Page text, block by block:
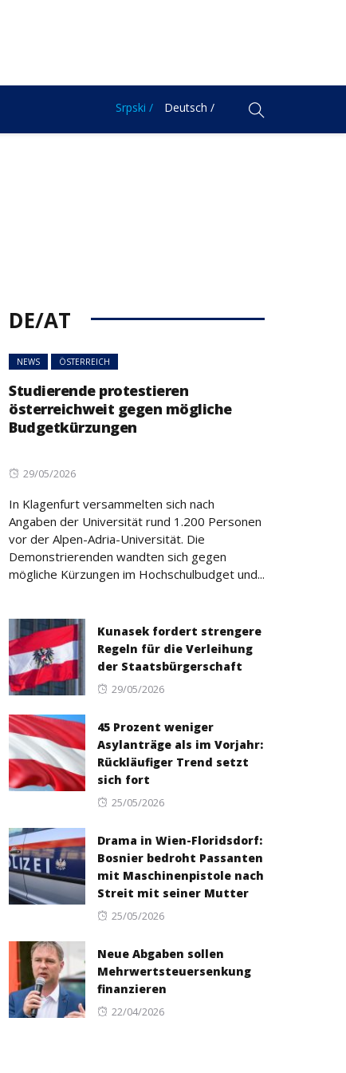
Srpski / Deutsch /
DE/AT
NEWS ÖSTERREICH
Studierende protestieren
österreichweit gegen mögliche
Budgetkürzungen
Posted
29/05/2026
In Klagenfurt versammelten sich nach
Angaben der Universität rund 1.200 Personen
vor der Alpen-Adria-Universität. Die
Demonstrierenden wandten sich gegen
mögliche Kürzungen im Hochschulbudget und...
Kunasek fordert strengere
Regeln für die Verleihung
der Staatsbürgerschaft
Posted
29/05/2026
45 Prozent weniger
Asylanträge als im Vorjahr:
Rückläufiger Trend setzt
sich fort
Posted
25/05/2026
Drama in Wien-Floridsdorf:
Bosnier bedroht Passanten
mit Maschinenpistole nach
Streit mit seiner Mutter
Posted
25/05/2026
Neue Abgaben sollen
Mehrwertsteuersenkung
finanzieren
Posted
22/04/2026